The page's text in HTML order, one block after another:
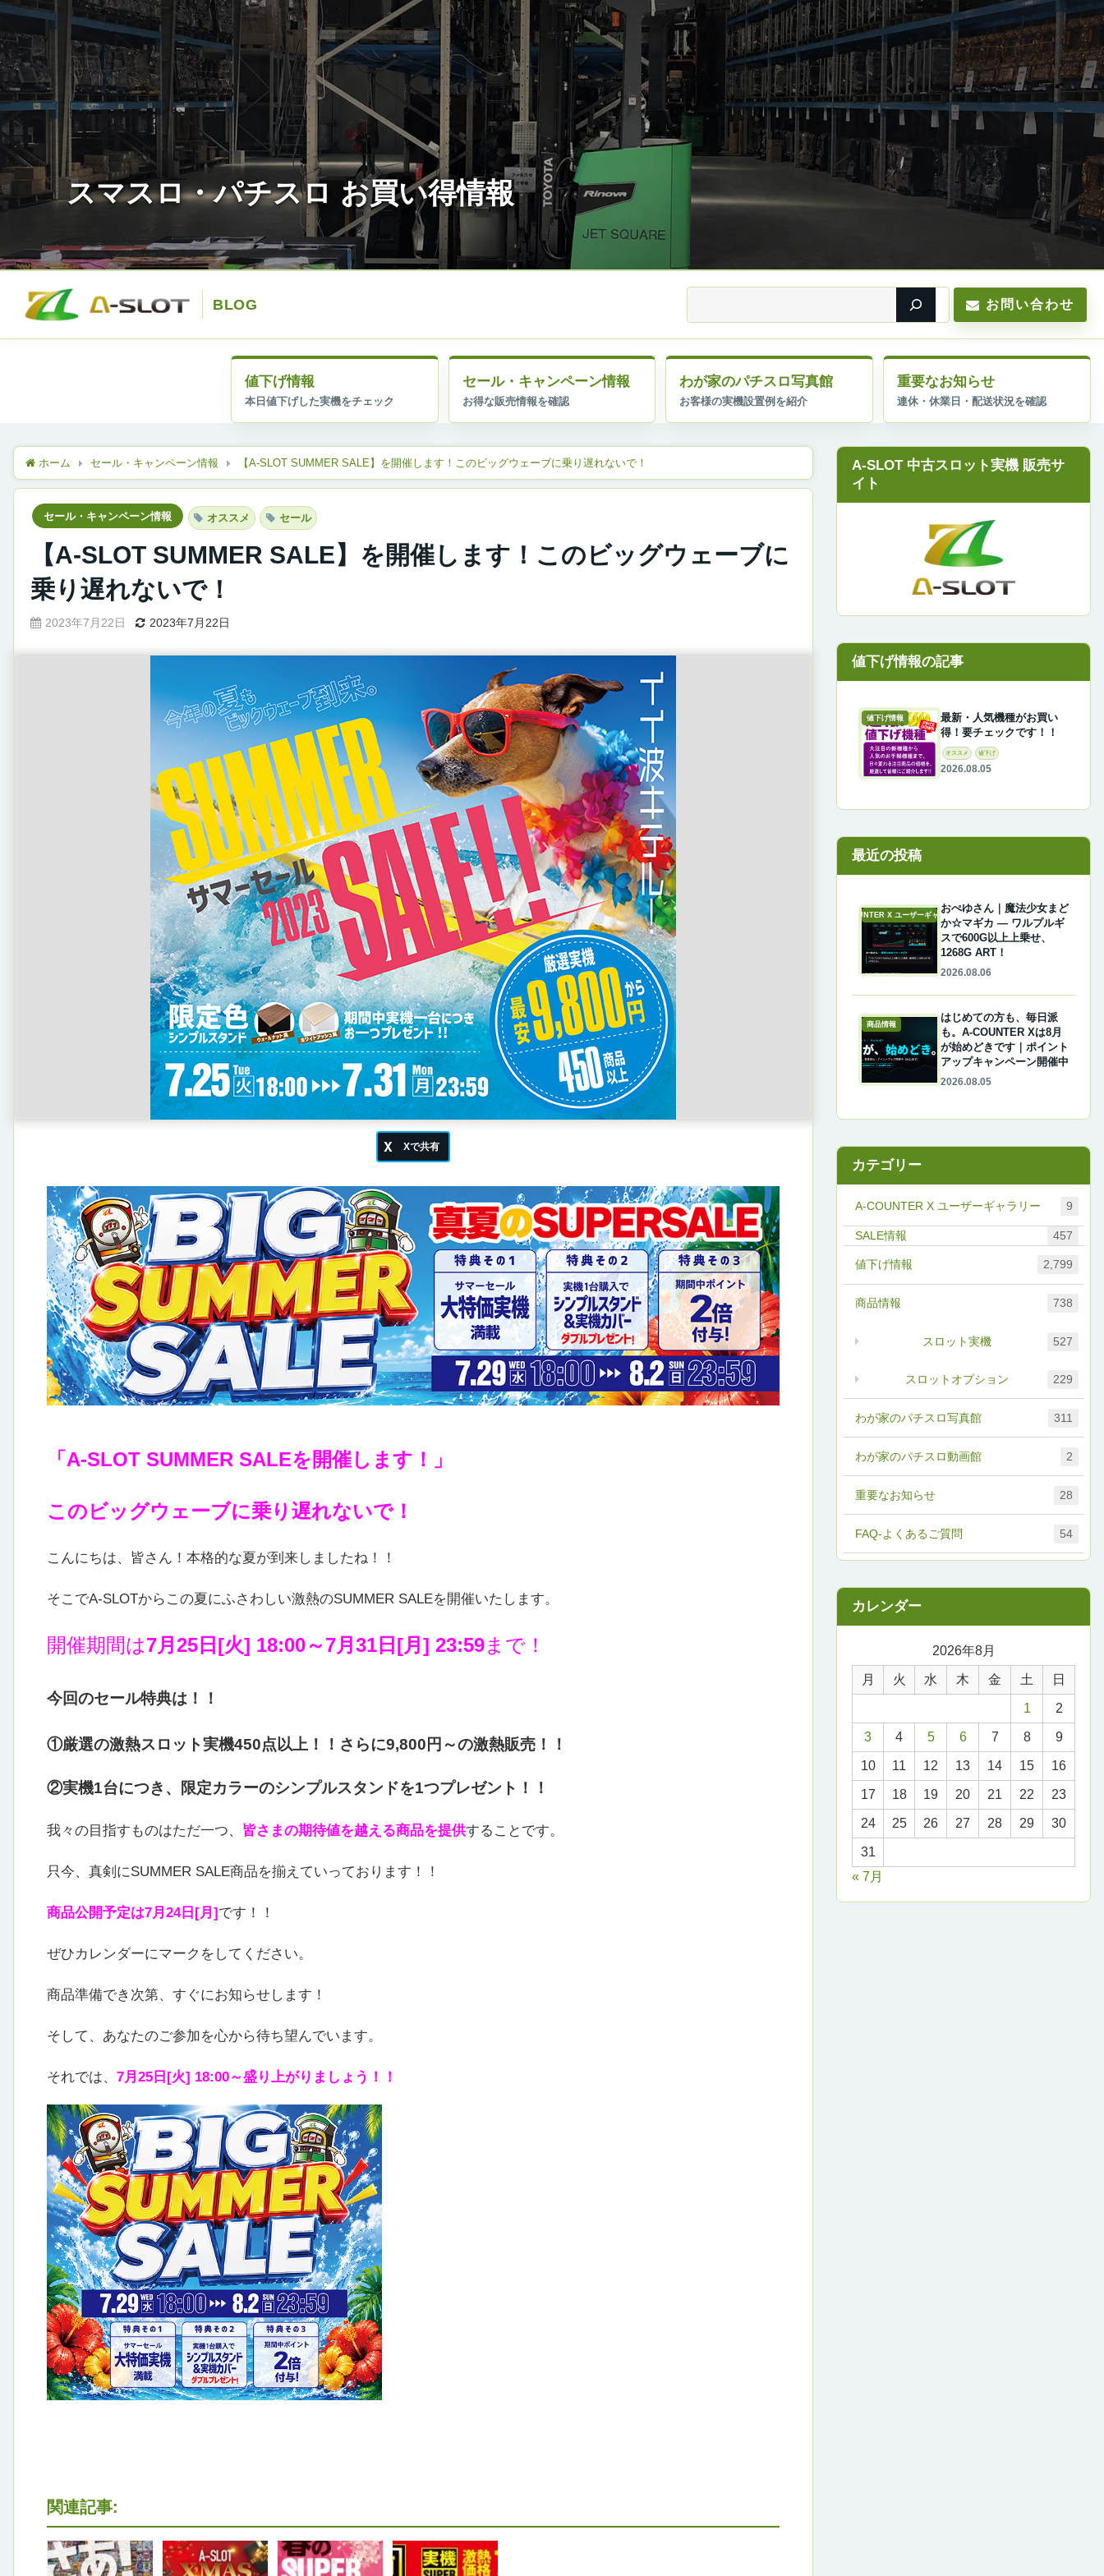
お問い合わせ
値下げ情報 セール・キャンペーン情報 わが家のパチスロ写真館 重要なお知らせ
ホーム セール・キャンペーン情報 【A-SLOT SUMMER SALE】を開催します！このビッグウェーブに乗り遅れないで！
セール・キャンペーン情報 オススメ セール
【A-SLOT SUMMER SALE】を開催します！このビッグウェーブに
乗り遅れないで！
2023年7月22日 2023年7月22日
「A-SLOT SUMMER SALEを開催します！」
このビッグウェーブに乗り遅れないで！
こんにちは、皆さん！本格的な夏が到来しましたね！！
そこでA-SLOTからこの夏にふさわしい激熱のSUMMER SALEを開催いたします。
開催期間は7月25日[火] 18:00～7月31日[月] 23:59まで！
今回のセール特典は！！
①厳選の激熱スロット実機450点以上！！さらに9,800円～の激熱販売！！
②実機1台につき、限定カラーのシンプルスタンドを1つプレゼント！！
我々の目指すものはただ一つ、 皆さまの期待値を越える商品を提供することです。
只今、真剣にSUMMER SALE商品を揃えていっております！！
商品公開予定は7月24日[月]です！！
ぜひカレンダーにマークをしてください。
商品準備でき次第、すぐにお知らせします！
そして、あなたのご参加を心から待ち望んでいます。
それでは、 7月25日[火] 18:00～盛り上がりましょう！！
関連記事:
A-SLOT 中古スロット実機 販売サ
イト
値下げ情報
最新・人気機種がお買い
得！要チェックです！！
オススメ 値下げ
2026.08.05
最近の投稿
A-COUNTER X ユーザーギャラリー
おぺゆさん｜魔法少女まど
か☆マギカ ― ワルプルギ
スで600G以上上乗せ、
1268G ART！
2026.08.06
商品情報
はじめての方も、毎日派
も。A-COUNTER Xは8月
が始めどきです｜ポイント
アップキャンペーン開催中
2026.08.05
カテゴリー
A-COUNTER X ユーザーギャラリー 9
FAQ-よくあるご質問 54
457
わが家のパチスロ写真館 311
わが家のパチスロ動画館 2
値下げ情報 2,799
商品情報 738
スロットオプション 229
スロット実機 527
重要なお知らせ 28
2026年8月
月 火 水 木 金 土 日
1 2
3 4 5 6 7 8 9
10 11 12 13 14 15 16
17 18 19 20 21 22 23
24 25 26 27 28 29 30
31
« 7月